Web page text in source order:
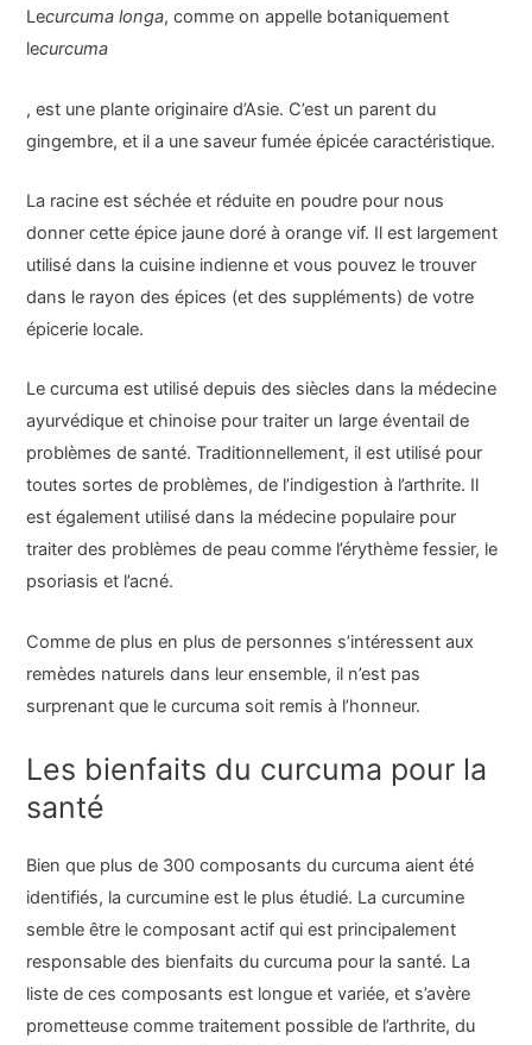
Lecurcuma longa, comme on appelle botaniquement
lecurcuma
, est une plante originaire d’Asie. C’est un parent du
gingembre, et il a une saveur fumée épicée caractéristique.
La racine est séchée et réduite en poudre pour nous
donner cette épice jaune doré à orange vif. Il est largement
utilisé dans la cuisine indienne et vous pouvez le trouver
dans le rayon des épices (et des suppléments) de votre
épicerie locale.
Le curcuma est utilisé depuis des siècles dans la médecine
ayurvédique et chinoise pour traiter un large éventail de
problèmes de santé. Traditionnellement, il est utilisé pour
toutes sortes de problèmes, de l’indigestion à l’arthrite. Il
est également utilisé dans la médecine populaire pour
traiter des problèmes de peau comme l’érythème fessier, le
psoriasis et l’acné.
Comme de plus en plus de personnes s’intéressent aux
remèdes naturels dans leur ensemble, il n’est pas
surprenant que le curcuma soit remis à l’honneur.
Les bienfaits du curcuma pour la
santé
Bien que plus de 300 composants du curcuma aient été
identifiés, la curcumine est le plus étudié. La curcumine
semble être le composant actif qui est principalement
responsable des bienfaits du curcuma pour la santé. La
liste de ces composants est longue et variée, et s’avère
prometteuse comme traitement possible de l’arthrite, du